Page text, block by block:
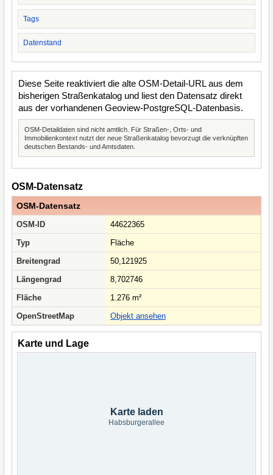
Tags
Datenstand
Diese Seite reaktiviert die alte OSM-Detail-URL aus dem
bisherigen Straßenkatalog und liest den Datensatz direkt
aus der vorhandenen Geoview-PostgreSQL-Datenbasis.
OSM-Detaildaten sind nicht amtlich. Für Straßen-, Orts- und
Immobilienkontext nutzt der neue Straßenkatalog bevorzugt die verknüpften
deutschen Bestands- und Amtsdaten.
OSM-Datensatz
OSM-Datensatz
OSM-ID
44622365
Typ
Fläche
Breitengrad
50,121925
Längengrad
8,702746
Fläche
1.276 m²
OpenStreetMap
Objekt ansehen
Karte und Lage
Karte laden
Habsburgerallee